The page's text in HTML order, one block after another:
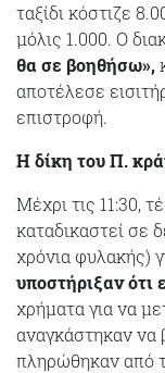
ταξίδι κόστιζε
μόλις 1.000. Ο
θα σε βοηθήσω»,
αποτέλεσε
επιστροφή.
Η δίκη του Π.
Μέχρι τις 11:30,
καταδικαστεί σε
χρόνια φυλακής)
υποστήριξαν ότι
χρήματα για να
αναγκάστηκαν να
πληρώθηκαν από